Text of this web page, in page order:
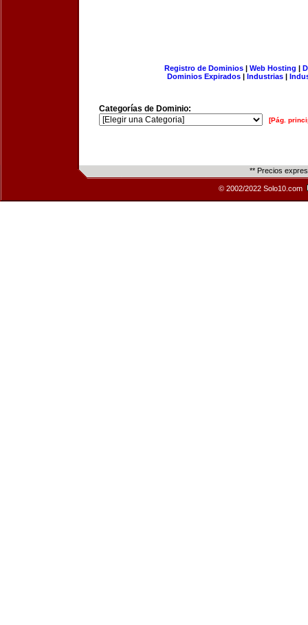
Registro de Dominios| Web Hosting |
Dominios Expirados | Industrias |
Categorías de Dominio:
[Pág.
** Precios
© 2002/2022 Solo10.com